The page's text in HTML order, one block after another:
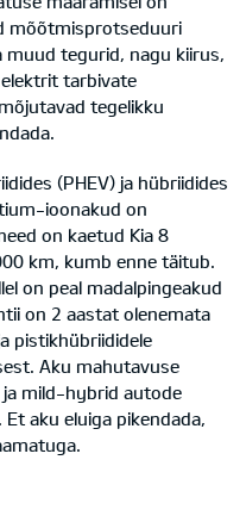
mõõtmisprotseduuri
muud tegurid, nagu kiirus,
tarbivate
tegelikku
(PHEV) ja hübriidides
ioonakud on
on kaetud Kia 8
km, kumb enne täitub.
on peal madalpingeakud
on 2 aastat olenemata
pistikhübriididele
Aku mahutavuse
ja mild-hybrid autode
aku eluiga pikendada,